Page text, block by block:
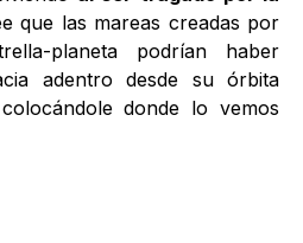
que las mareas creadas por
planeta podrían haber
adentro desde su órbita
donde lo vemos